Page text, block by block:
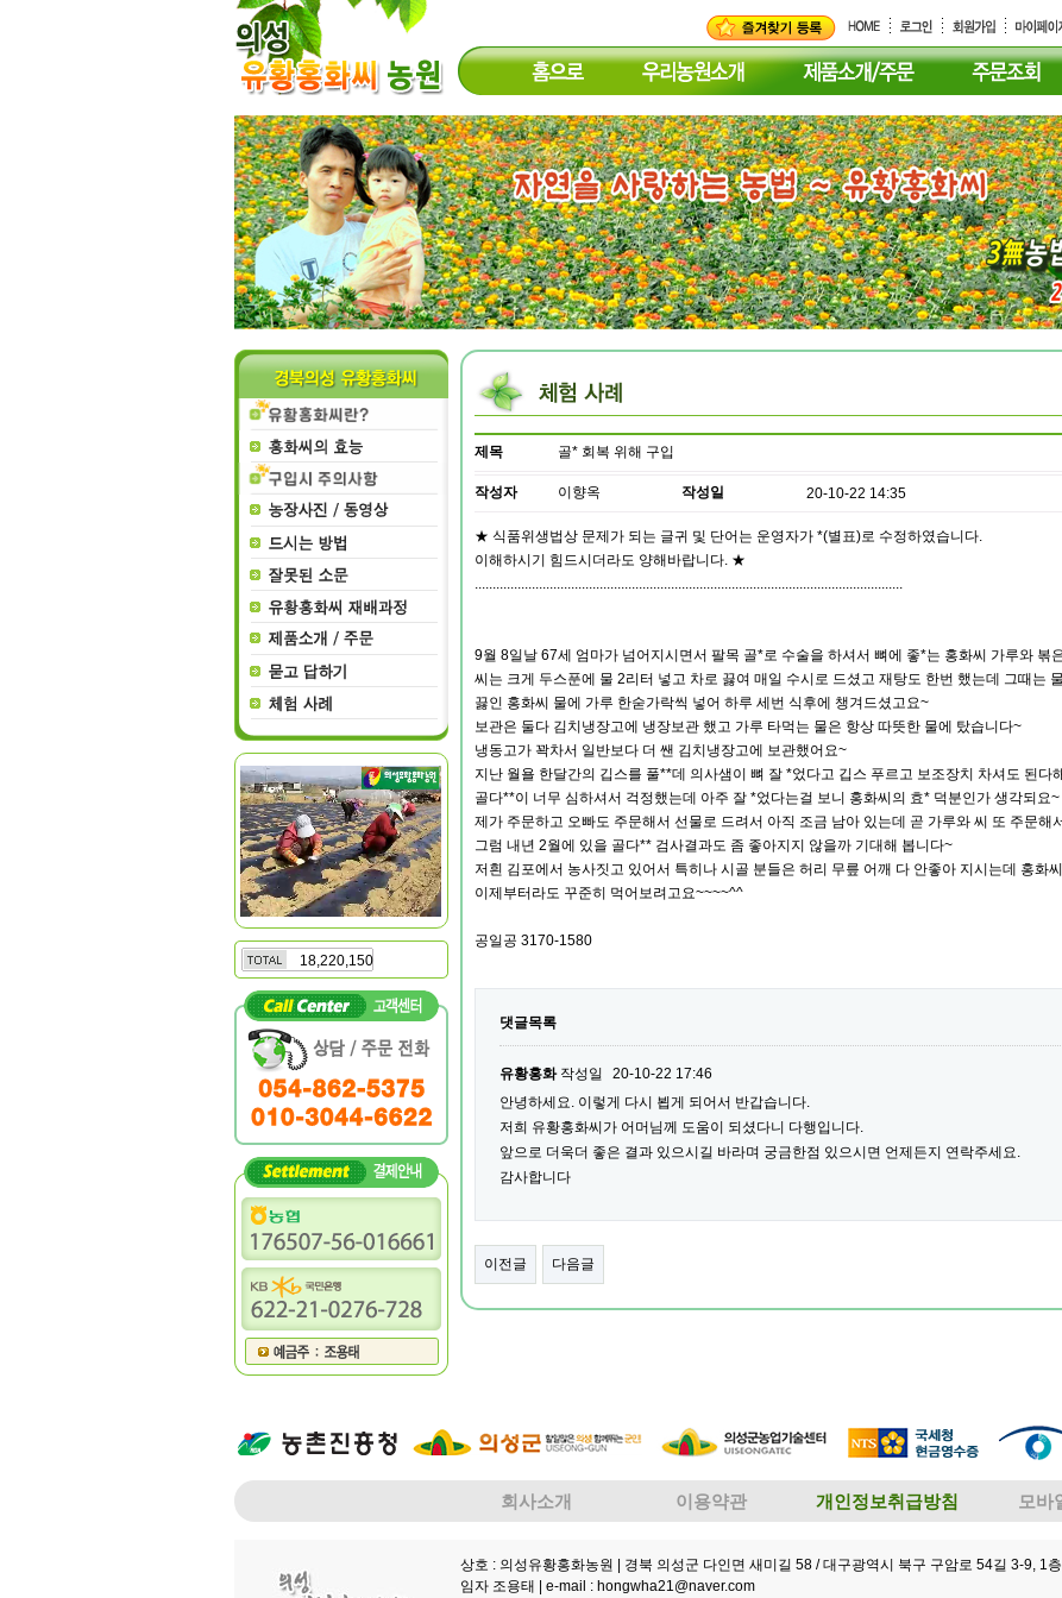
18,220,150
제목 골* 회복 위해 구입
작성자 이향옥 작성일 20-10-22 14:35
★ 식품위생법상 문제가 되는 글귀 및 단어는 운영자가 *(별표)로 수정하였습니다.
이해하시기 힘드시더라도 양해바랍니다. ★
........................................................................................................................
9월 8일날 67세 엄마가 넘어지시면서 팔목 골*로 수술을 하셔서 뼈에 좋*는 홍화씨 가루와 볶
씨는 크게 두스푼에 물 2리터 넣고 차로 끓여 매일 수시로 드셨고 재탕도 한번 했는데 그때는
끓인 홍화씨 물에 가루 한숟가락씩 넣어 하루 세번 식후에 챙겨드셨고요~
보관은 둘다 김치냉장고에 냉장보관 했고 가루 타먹는 물은 항상 따뜻한 물에 탔습니다~
냉동고가 꽉차서 일반보다 더 쌘 김치냉장고에 보관했어요~
지난 월욜 한달간의 깁스를 풀**데 의사샘이 뼈 잘 *었다고 깁스 푸르고 보조장치 차셔도 된다
골다**이 너무 심하셔서 걱정했는데 아주 잘 *었다는걸 보니 홍화씨의 효* 덕분인가 생각되요~
제가 주문하고 오빠도 주문해서 선물로 드려서 아직 조금 남아 있는데 곧 가루와 씨 또 주문해
그럼 내년 2월에 있을 골다** 검사결과도 좀 좋아지지 않을까 기대해 봅니다~
저흰 김포에서 농사짓고 있어서 특히나 시골 분들은 허리 무릎 어깨 다 안좋아 지시는데 홍화
이제부터라도 꾸준히 먹어보려고요~~~~^^
공일공 3170-1580
댓글목록
유황홍화작성일
20-10-22 17:46
안녕하세요. 이렇게 다시 뵙게 되어서 반갑습니다.
저희 유황홍화씨가 어머님께 도움이 되셨다니 다행입니다.
앞으로 더욱더 좋은 결과 있으시길 바라며 궁금한점 있으시면 언제든지 연락주세요.
감사합니다
이전글 다음글
회사소개 이용약관 개인정보취급방침 모바
상호 : 의성유황홍화농원 | 경북 의성군 다인면 새미길 58 / 대구광역시 북구 구암로 54길 3-9, 1
임자 조용태 | e-mail : hongwha21@naver.com